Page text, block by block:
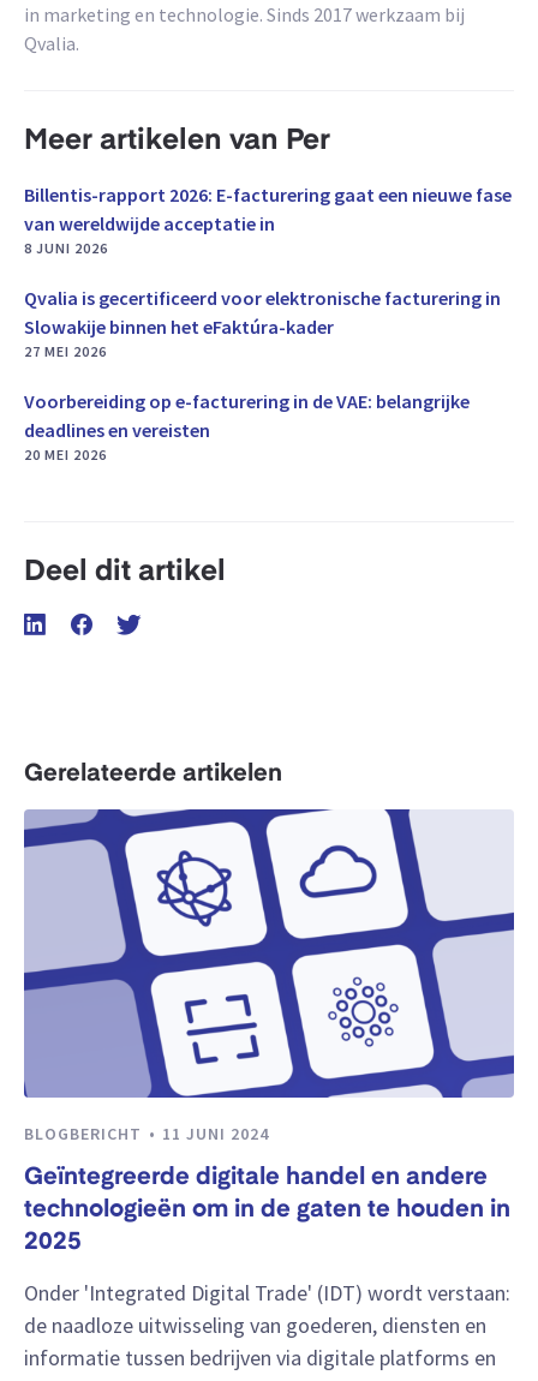
in marketing en technologie. Sinds 2017 werkzaam bij
Qvalia.
Meer artikelen van Per
Billentis-rapport 2026: E-facturering gaat een nieuwe fase
van wereldwijde acceptatie in
8 JUNI 2026
Qvalia is gecertificeerd voor elektronische facturering in
Slowakije binnen het eFaktúra-kader
27 MEI 2026
Voorbereiding op e-facturering in de VAE: belangrijke
deadlines en vereisten
20 MEI 2026
Deel dit artikel
Gerelateerde artikelen
BLOGBERICHT 11 JUNI 2024
Geïntegreerde digitale handel en andere
technologieën om in de gaten te houden in
2025
Onder 'Integrated Digital Trade' (IDT) wordt verstaan:
de naadloze uitwisseling van goederen, diensten en
informatie tussen bedrijven via digitale platforms en